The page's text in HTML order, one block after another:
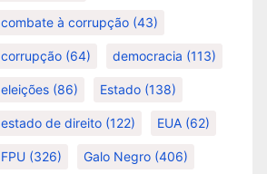
combate à corrupção (43)
corrupção (64) democracia (113)
eleições (86) Estado (138)
estado de direito (122) EUA (62)
FPU (326) Galo Negro (406)